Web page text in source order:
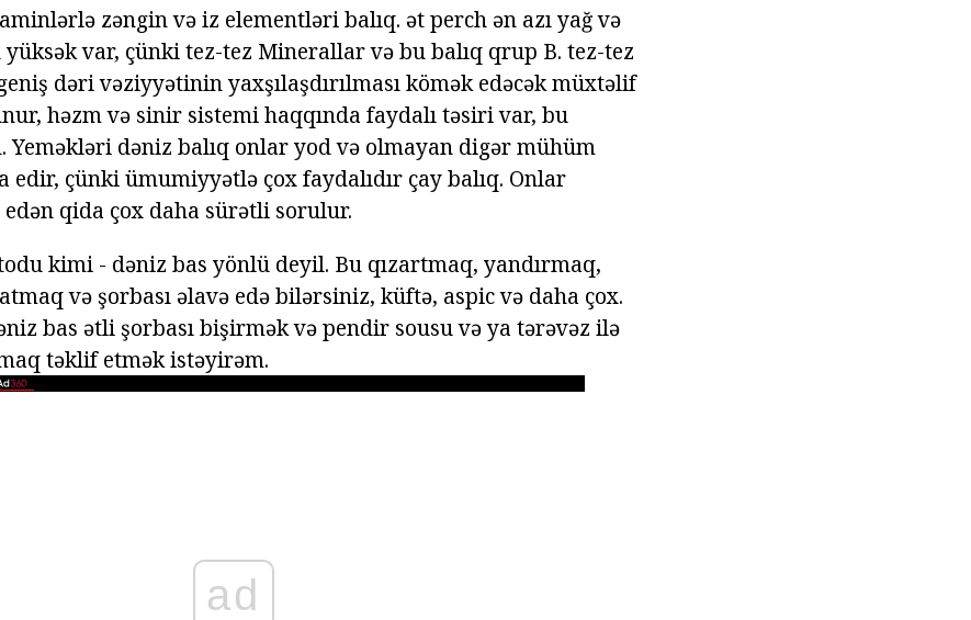
zəngin və iz elementləri balıq. ət perch ən azı yağ və
var, çünki tez-tez Minerallar və bu balıq qrup B. tez-tez
dəri vəziyyətinin yaxşılaşdırılması kömək edəcək müxtəlif
həzm və sinir sistemi haqqında faydalı təsiri var, bu
dəniz balıq onlar yod və olmayan digər mühüm
edir, çünki ümumiyyətlə çox faydalıdır çay balıq. Onlar
qida çox daha sürətli sorulur.
kimi - dəniz bas yönlü deyil. Bu qızartmaq, yandırmaq,
və şorbası əlavə edə bilərsiniz, küftə, aspic və daha çox.
bas ətli şorbası bişirmək və pendir sousu və ya tərəvəz ilə
təklif etmək istəyirəm.
ad